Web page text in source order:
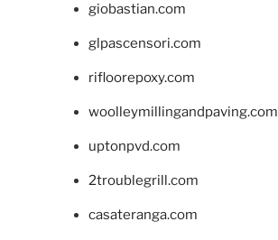
giobastian.com
glpascensori.com
rifloorepoxy.com
woolleymillingandpaving.com
uptonpvd.com
2troublegrill.com
casateranga.com